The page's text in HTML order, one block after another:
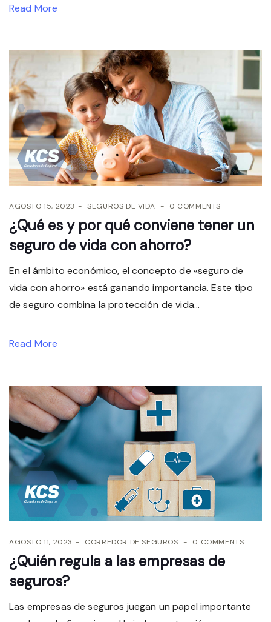
Read More
AGOSTO 15, 2023 SEGUROS DE VIDA 0 COMMENTS
¿Qué es y por qué conviene tener un
seguro de vida con ahorro?
En el ámbito económico, el concepto de «seguro de
vida con ahorro» está ganando importancia. Este tipo
de seguro combina la protección de vida...
Read More
AGOSTO 11, 2023 CORREDOR DE SEGUROS 0 COMMENTS
¿Quién regula a las empresas de
seguros?
Las empresas de seguros juegan un papel importante